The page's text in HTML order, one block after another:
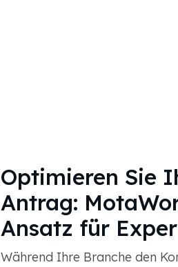
Optimieren Sie
Antrag:
Ansatz für
Während Ihre Branche den